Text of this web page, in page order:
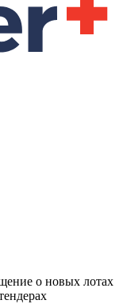
о новых лотах